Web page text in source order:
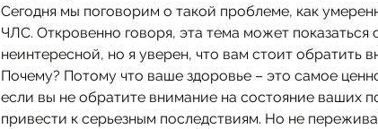
Сегодня мы поговорим о такой проблеме, как
ЧЛС. Откровенно говоря, эта тема может показаться
неинтересной, но я уверен, что вам стоит обратить
Почему? Потому что ваше здоровье – это самое
если вы не обратите внимание на состояние ваших
привести к серьезным последствиям. Но не